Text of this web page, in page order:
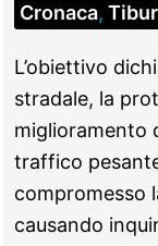
Cronaca,
L’obiettivo
stradale, la
miglioramento
traffico
compromesso
causando